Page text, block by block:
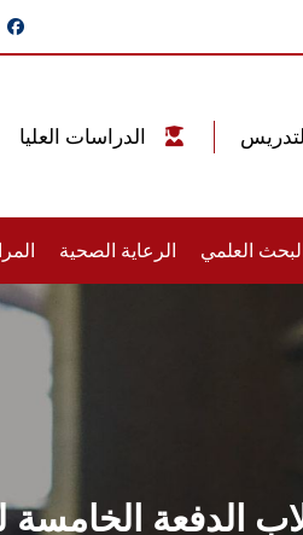
العلمي الرعاية الصحية
الخامسة